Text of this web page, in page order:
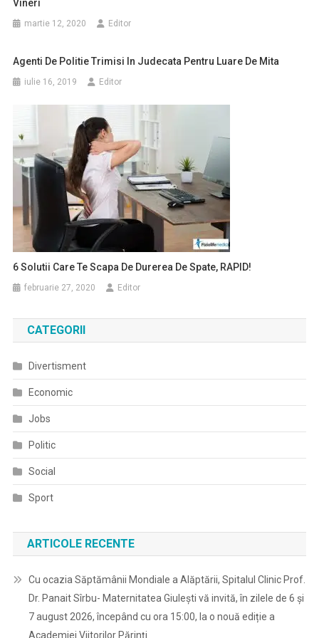
Vineri
martie 12, 2020 Editor
Agenti De Politie Trimisi In Judecata Pentru Luare De Mita
iulie 16, 2019 Editor
6 Solutii Care Te Scapa De Durerea De Spate, RAPID!
februarie 27, 2020 Editor
CATEGORII
Divertisment
Economic
Jobs
Politic
Social
Sport
ARTICOLE RECENTE
Cu ocazia Săptămânii Mondiale a Alăptării, Spitalul Clinic Prof.
Dr. Panait Sîrbu- Maternitatea Giulești vă invită, în zilele de 6 și
7 august 2026, începând cu ora 15:00, la o nouă ediție a
Academiei Viitorilor Părinți